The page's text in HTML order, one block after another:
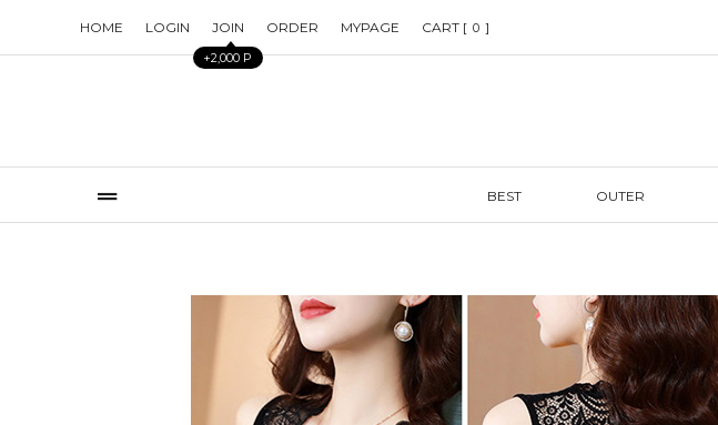
HOME LOGIN JOIN
+2,000 P
ORDER MYPAGE CART [ 0 ]
BEST OUTER